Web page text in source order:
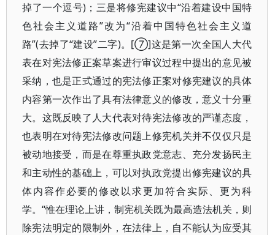
掉了一个逗号)；三是将修宪建议中“沿着建设中国特
色社会主义道路”改为“沿着中国特色社会主义道
路”(去掉了“建设”二字)。[⑦]这是第一次全国人大代
表在对宪法修正案草案进行审议过程中提出的意见被
采纳，也是正式通过的宪法修正案对修宪建议的具体
内容第一次作出了具有法律意义的修改，意义十分重
大。这既反映了人大代表对待宪法修改的严谨态度，
也表明在对待宪法修改问题上修宪机关并不仅仅只是
被动地接受，而是在尊重执政党意志、充分发扬民主
和主动性的基础上，可以对执政党提出修宪建议的具
体内容作必要的修改以求更加符合实际、更为科
学。“惟在理论上讲，制宪机关既为最高造法机关，则
除宪法明定的限制外，在法律上，自不能认为应受其